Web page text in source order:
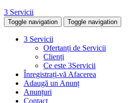
3 Servicii
Toggle navigation Toggle navigation
3 Servicii
Ofertanți de Servicii
Clienți
Ce este 3Servicii
Înregistrați-vă Afacerea
Adaugă un Anunț
Anunțuri
Contact